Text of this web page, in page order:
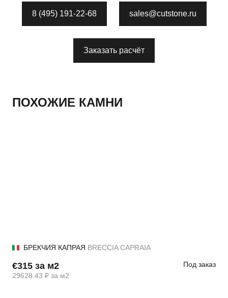
8 (495) 191-22-68 sales@cutstone.ru
Заказать расчёт
ПОХОЖИЕ КАМНИ
БРЕКЧИЯ КАПРАЯ BRECCIA CAPRAIA
€315 за м2
29628.43 ₽ за м2
Под заказ